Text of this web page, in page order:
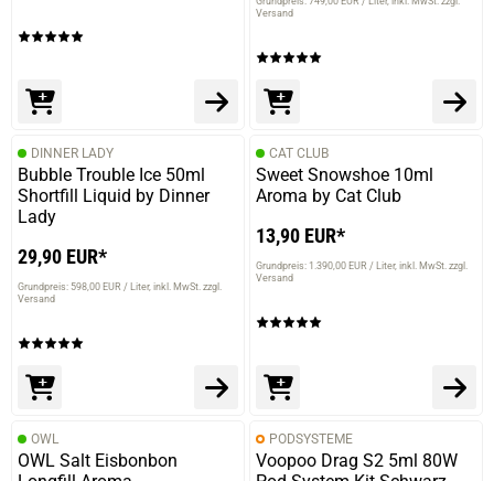
Versand
DINNER LADY
Bubble Trouble Ice 50ml
Shortfill Liquid by Dinner
Lady
29,90 EUR*
Grundpreis: 598,00 EUR / Liter inkl. MwSt. zzgl.
Versand
CAT CLUB
Sweet Snowshoe 10ml
Aroma by Cat Club
13,90 EUR*
Grundpreis: 1.390,00 EUR / Liter inkl. MwSt. zzgl.
Versand
OWL
OWL Salt Eisbonbon
PODSYSTEME
Voopoo Drag S2 5ml 80W